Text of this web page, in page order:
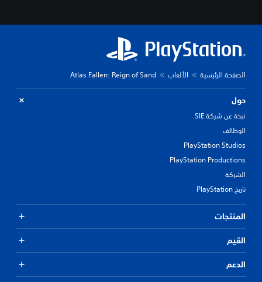
الصفحة الرئيسية الألعاب Atlas Fallen: Reign of Sand
حول
نبذة عن شركة SIE
الوظائف
PlayStation Studios
PlayStation Productions
الشركة
تاريخ PlayStation
المنتجات
القيم
الدعم